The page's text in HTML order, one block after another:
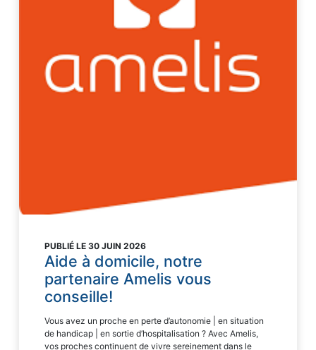
PUBLIÉ LE 30 JUIN 2026
Aide à domicile, notre
partenaire Amelis vous
conseille!
Vous avez un proche en perte d’autonomie | en situation
de handicap | en sortie d’hospitalisation ? Avec Amelis,
vos proches continuent de vivre sereinement dans le